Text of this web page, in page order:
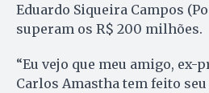
Eduardo Siqueira Campos
superam os R$ 200 milhões.
“Eu vejo que meu amigo, ex-
Carlos Amastha tem feito